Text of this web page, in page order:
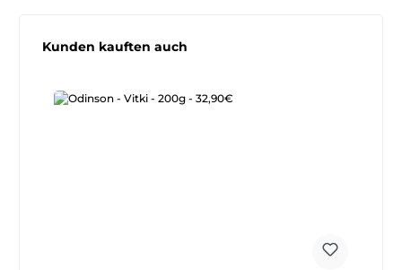
Produktgalerie überspringen
Kunden kauften auch